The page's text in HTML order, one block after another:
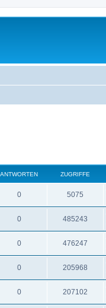
ANTWORTEN ZUGRIFFE
0 5075
0 485243
0 476247
0 205968
0 207102